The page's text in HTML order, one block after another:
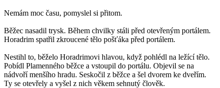
Nemám moc času, pomyslel si přitom.
Běžec nasadil trysk. Během chvilky stáli před otevřeným portálem.
Horadrim spatřil zkroucené tělo pošťáka před portálem.
Nestihl to, běželo Horadrimovi hlavou, když pohlédl na ležící tělo.
Pobídl Plamenného běžce a vstoupil do portálu. Objevil se na
nádvoří menšího hradu. Seskočil z běžce a šel dvorem ke dveřím.
Ty se otevřely a vyšel z nich věkem sehnutý člověk.